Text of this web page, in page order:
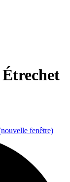
Étrechet
fenêtre)